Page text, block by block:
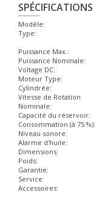
SPÉCIFICATIONS
Modèle:
Type:
Puissance Max.:
Puissance Nominale:
Voltage DC:
Moteur Type:
Cylindrée:
Vitesse de Rotation
Nominale:
Capacité du réservoir:
Consommation (à 75 %):
Niveau sonore:
Alarme d'huile:
Dimensions:
Poids:
Garantie:
Service:
Accessoires: